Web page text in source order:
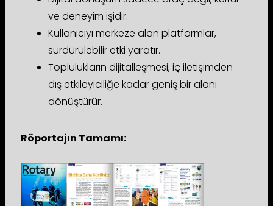
ve deneyim işidir.
Kullanıcıyı merkeze alan platformlar,
sürdürülebilir etki yaratır.
Toplulukların dijitalleşmesi, iç iletişimden
dış etkileyiciliğe kadar geniş bir alanı
dönüştürür.
Röportajın Tamamı: